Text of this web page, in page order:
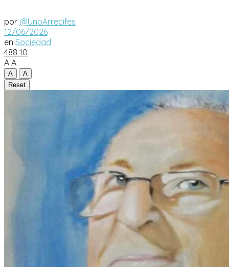
por @UnoArrecifes
12/06/2026
en Sociedad
488 10
A A
A
A
Reset